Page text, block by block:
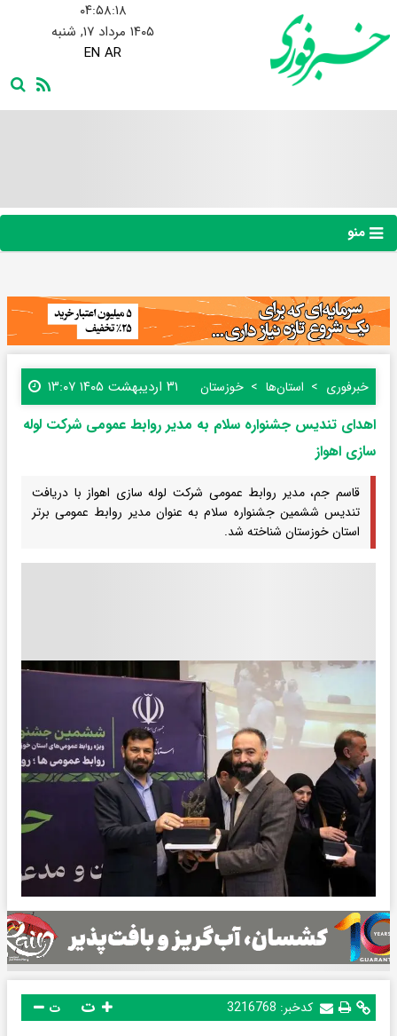
۰۴:۵۸:۱۹
۱۴۰۵ مرداد ۱۷, شنبه
EN AR
منو
خبرفوری استان‌ها خوزستان ۳۱ اردیبهشت ۱۴۰۵ ۱۳:۰۷
اهدای تندیس جشنواره سلام به مدیر روابط عمومی شرکت لوله
سازی اهواز
قاسم جم، مدیر روابط عمومی شرکت لوله سازی اهواز با دریافت
تندیس ششمین جشنواره سلام به عنوان مدیر روابط عمومی برتر
استان خوزستان شناخته شد.
کدخبر: 3216768 ت